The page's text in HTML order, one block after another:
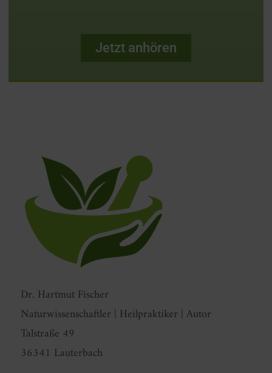
Jetzt anhören
Dr. Hartmut Fischer
Naturwissenschaftler | Heilpraktiker | Autor
Talstraße 49
36341 Lauterbach